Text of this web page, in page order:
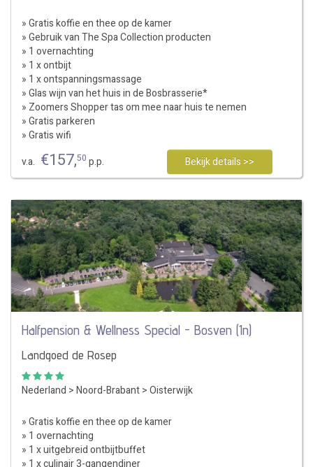
» Gratis koffie en thee op de kamer
» Gebruik van The Spa Collection producten
» 1 overnachting
» 1 x ontbijt
» 1 x ontspanningsmassage
» Glas wijn van het huis in de Bosbrasserie*
» Zoomers Shopper tas om mee naar huis te nemen
» Gratis parkeren
» Gratis wifi
v.a. €157,50 p.p. Bekijk details >>
Halfpension & Wellness Special - Bosven (1n)
Landgoed de Rosep
Nederland >Noord-Brabant>Oisterwijk
» Gratis koffie en thee op de kamer
» 1 overnachting
» 1 x uitgebreid ontbijtbuffet
» 1 x culinair 3-gangendiner